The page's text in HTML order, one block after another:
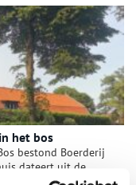
het bos
bestond Boerderij
dateert uit de
was waar